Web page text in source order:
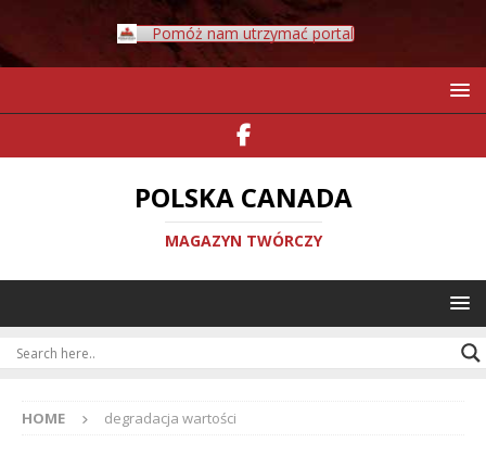
Pomóż nam utrzymać portal
POLSKA CANADA
MAGAZYN TWÓRCZY
HOME degradacja wartości